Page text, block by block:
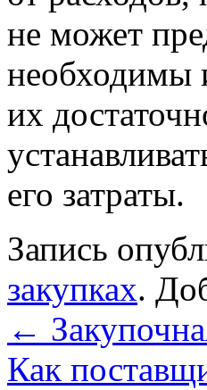
не может
необходимы
их
его затраты.
Запись
закупках.
←
Как